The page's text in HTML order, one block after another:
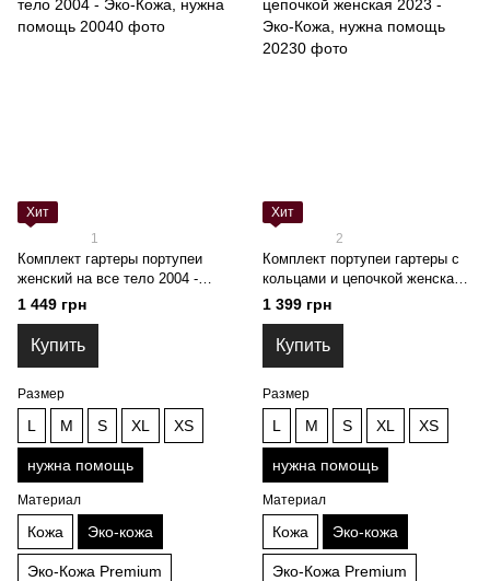
Хит
1
Комплект гартеры портупеи
женский на все тело 2004 -
Эко-Кожа, нужна помощь
1 449 грн
Купить
Размер
L M S XL XS
нужна помощь
Материал
Кожа Эко-кожа
Эко-Кожа Premium
Хит
2
Комплект портупеи гартеры с
кольцами и цепочкой женская
2023 - Эко-Кожа, нужна
помощь
1 399 грн
Купить
Размер
L M S XL XS
нужна помощь
Материал
Кожа Эко-кожа
Эко-Кожа Premium